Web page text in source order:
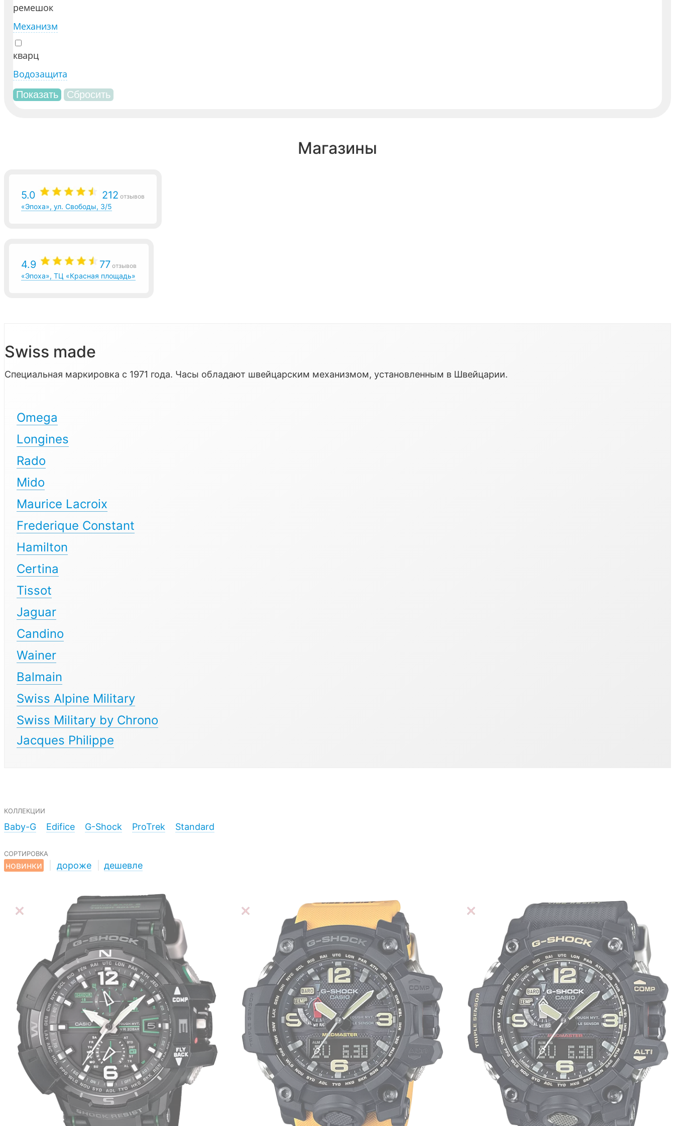
ремешок
Механизм
кварц
Водозащита
Магазины
5.0 212 отзывов
«Эпоха», ул. Свободы, 3/5
4.9 77 отзывов
«Эпоха», ТЦ «Красная площадь»
Swiss made
Специальная маркировка с 1971 года. Часы обладают швейцарским механизмом, установленным в Швейцарии.
Omega
Longines
Rado
Mido
Maurice Lacroix
Frederique Constant
Hamilton
Certina
Tissot
Jaguar
Candino
Wainer
Balmain
Swiss Alpine Military
Swiss Military by Chrono
Jacques Philippe
коллекции
Baby-G
Edifice G-Shock ProTrek Standard
сортировка
новинки
дороже дешевле